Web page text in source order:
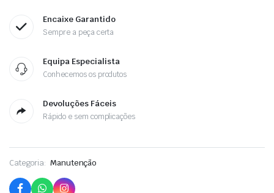
Encaixe Garantido
Sempre a peça certa
Equipa Especialista
Conhecemos os produtos
Devoluções Fáceis
Rápido e sem complicações
Categoria: Manutenção